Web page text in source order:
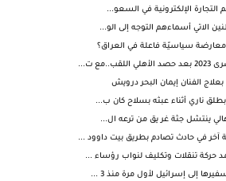
الاتي أسماءهم التوجه إلى الو...
سياسيّة فاعلة في العراق؟
ت...
الفنان إيمان البحر درويش
ناري أثناء عبثه بسلاح كان ب...
ينتشل جثة غر يق من ترعه ال...
في حادث تصادم بطريق بيت داوود ...
حركة تنقلات وتكليف لنواب رؤساء ...
إلى إسرائيل لأول مرة منذ 3 ...